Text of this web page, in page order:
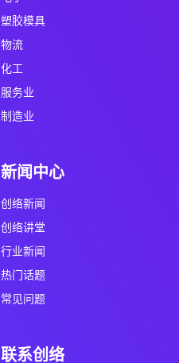
塑胶模具
物流
化工
服务业
制造业
新闻中心
创络新闻
创络讲堂
行业新闻
热门话题
常见问题
联系创络